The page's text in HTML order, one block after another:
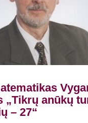
„Tikrų anūkų
– 27“